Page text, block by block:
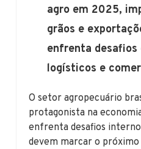
agro em 2025,
grãos e
enfrenta desafios
logísticos e
O setor agropecuário
protagonista na
enfrenta desafios
devem marcar o próximo